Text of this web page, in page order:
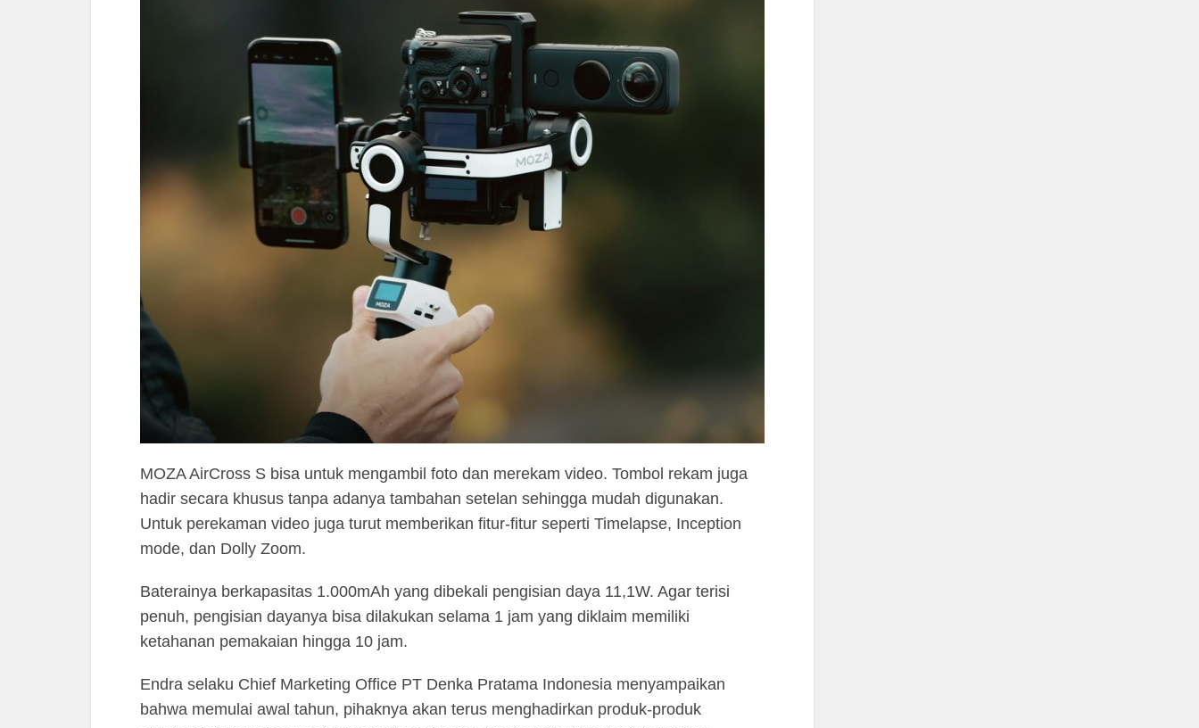
MOZA AirCross S bisa untuk mengambil foto dan merekam video. Tombol rekam juga
hadir secara khusus tanpa adanya tambahan setelan sehingga mudah digunakan.
Untuk perekaman video juga turut memberikan fitur-fitur seperti Timelapse, Inception
mode, dan Dolly Zoom.
Baterainya berkapasitas 1.000mAh yang dibekali pengisian daya 11,1W. Agar terisi
penuh, pengisian dayanya bisa dilakukan selama 1 jam yang diklaim memiliki
ketahanan pemakaian hingga 10 jam.
Endra selaku Chief Marketing Office PT Denka Pratama Indonesia menyampaikan
bahwa memulai awal tahun, pihaknya akan terus menghadirkan produk-produk